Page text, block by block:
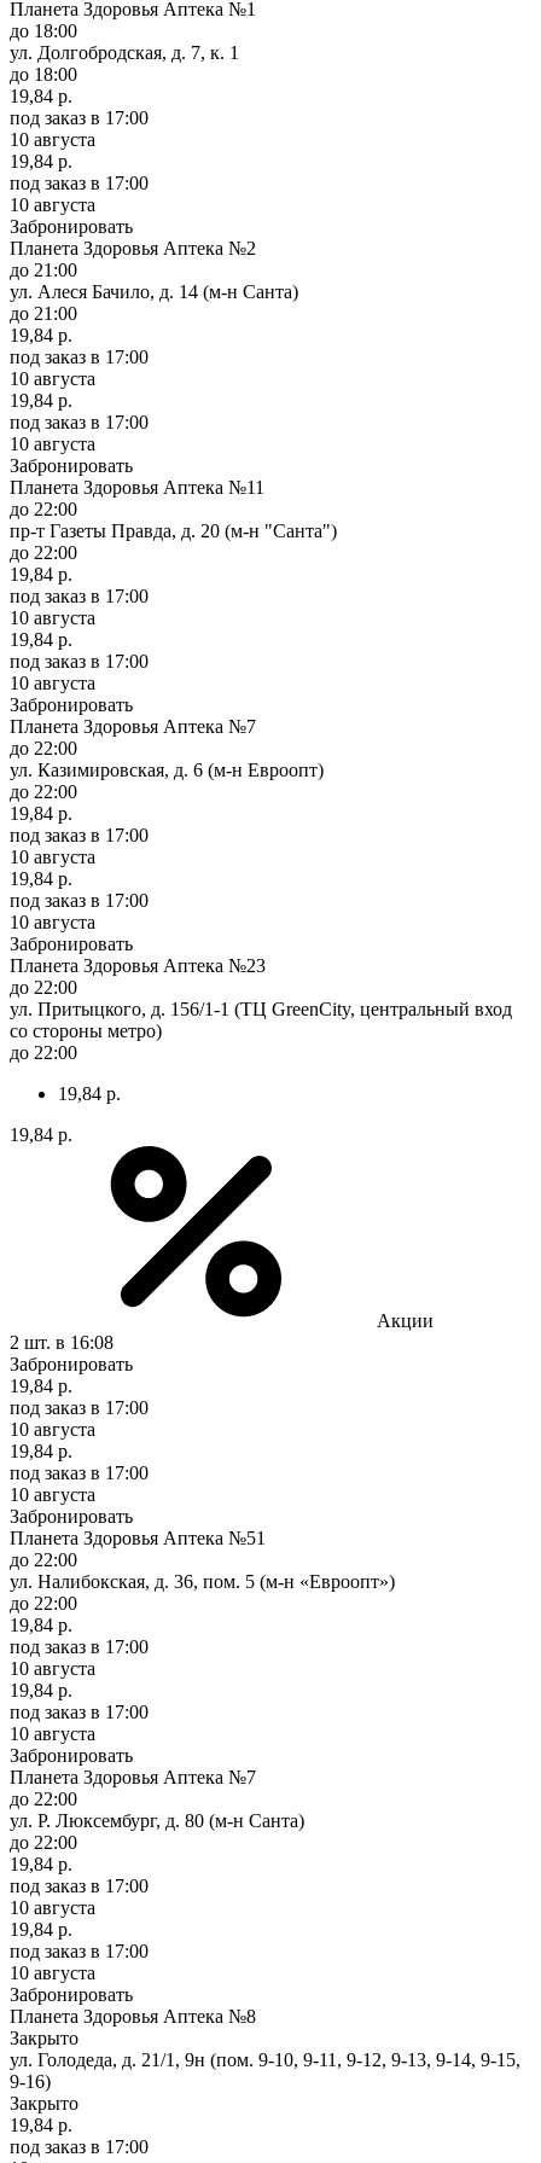
Планета Здоровья Аптека №1
до 18:00
ул. Долгобродская, д. 7, к. 1
до 18:00
19,84 р.
под заказ в 17:00
10 августа
19,84 р.
под заказ в 17:00
10 августа
Забронировать
Планета Здоровья Аптека №2
до 21:00
ул. Алеся Бачило, д. 14 (м-н Санта)
до 21:00
19,84 р.
под заказ в 17:00
10 августа
19,84 р.
под заказ в 17:00
10 августа
Забронировать
Планета Здоровья Аптека №11
до 22:00
пр-т Газеты Правда, д. 20 (м-н "Санта")
до 22:00
19,84 р.
под заказ в 17:00
10 августа
19,84 р.
под заказ в 17:00
10 августа
Забронировать
Планета Здоровья Аптека №7
до 22:00
ул. Казимировская, д. 6 (м-н Евроопт)
до 22:00
19,84 р.
под заказ в 17:00
10 августа
19,84 р.
под заказ в 17:00
10 августа
Забронировать
Планета Здоровья Аптека №23
до 22:00
ул. Притыцкого, д. 156/1-1 (ТЦ GreenCity, центральный вход
со стороны метро)
до 22:00
19,84 р.
19,84 р.
Акции
2 шт. в 16:08
Забронировать
19,84 р.
под заказ в 17:00
10 августа
19,84 р.
под заказ в 17:00
10 августа
Забронировать
Планета Здоровья Аптека №51
до 22:00
ул. Налибокская, д. 36, пом. 5 (м-н «Евроопт»)
до 22:00
19,84 р.
под заказ в 17:00
10 августа
19,84 р.
под заказ в 17:00
10 августа
Забронировать
Планета Здоровья Аптека №7
до 22:00
ул. Р. Люксембург, д. 80 (м-н Санта)
до 22:00
19,84 р.
под заказ в 17:00
10 августа
19,84 р.
под заказ в 17:00
10 августа
Забронировать
Планета Здоровья Аптека №8
Закрыто
ул. Голодеда, д. 21/1, 9н (пом. 9-10, 9-11, 9-12, 9-13, 9-14, 9-15,
9-16)
Закрыто
19,84 р.
под заказ в 17:00